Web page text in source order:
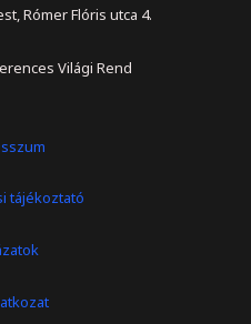
Rómer Flóris utca 4.
Világi Rend
tájékoztató